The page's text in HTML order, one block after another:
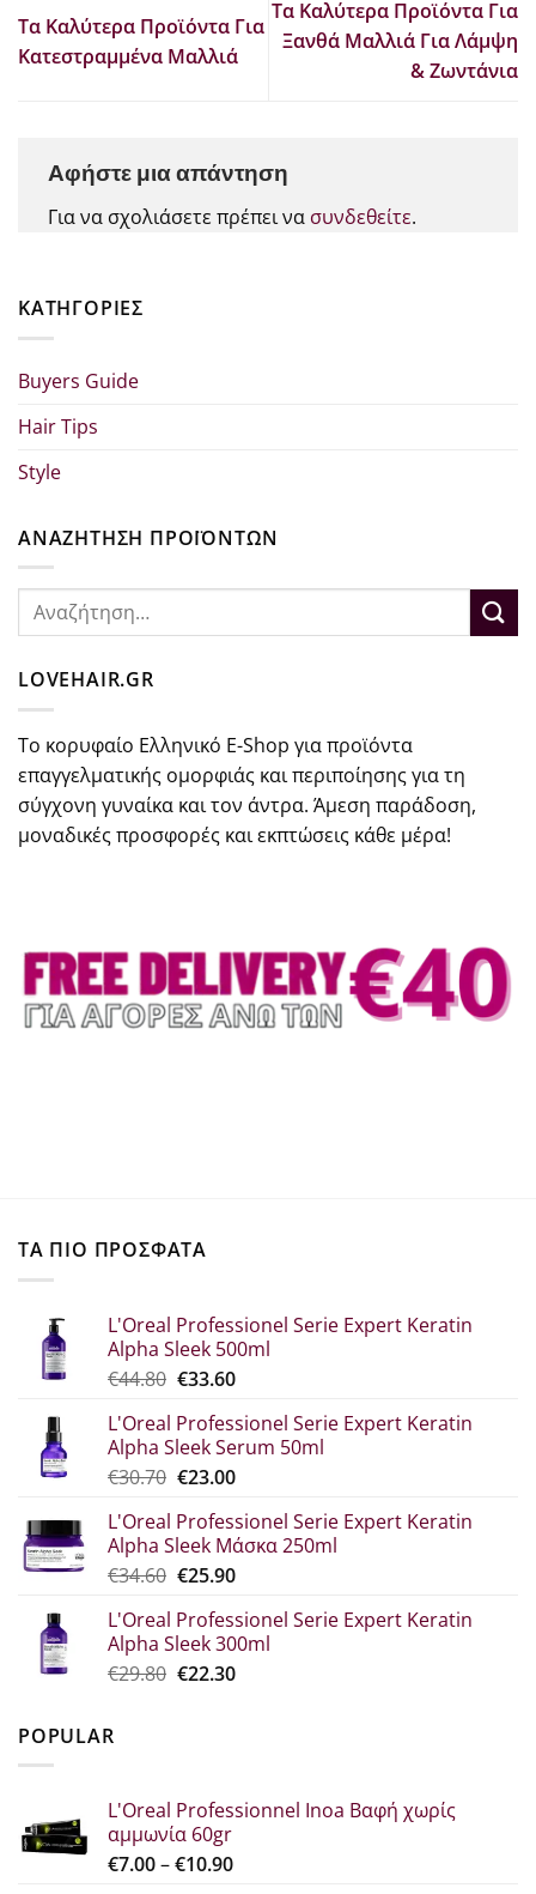
Τα Καλύτερα Προϊόντα Για
Κατεστραμμένα Μαλλιά
Τα Καλύτερα Προϊόντα Για
Ξανθά Μαλλιά Για Λάμψη
& Ζωντάνια
Αφήστε μια απάντηση
Για να σχολιάσετε πρέπει να συνδεθείτε.
KΑΤΗΓΟΡΊΕΣ
Buyers Guide
Hair Tips
Style
ΑΝΑΖΗΤΗΣΗ ΠΡΟΪΟΝΤΩΝ
Αναζήτηση
LOVEHAIR.GR
Το κορυφαίο Ελληνικό E-Shop για προϊόντα
επαγγελματικής ομορφιάς και περιποίησης για τη
σύγχονη γυναίκα και τον άντρα. Άμεση παράδοση,
μοναδικές προσφορές και εκπτώσεις κάθε μέρα!
ΤΑ ΠΙΟ ΠΡΟΣΦΑΤΑ
L'Oreal Professionel Serie Expert Keratin
Alpha Sleek 500ml
€44.80 Original
was:
€44.80.
€33.60Η
τιμή
είναι:
€33.60.
L'Oreal Professionel Serie Expert Keratin
Alpha Sleek Serum 50ml
€30.70 Original
was:
€30.70.
€23.00Η
τιμή
είναι:
€23.00.
L'Oreal Professionel Serie Expert Keratin
Alpha Sleek Μάσκα 250ml
€34.60 Original
was:
€34.60.
€25.90Η
τιμή
είναι:
€25.90.
L'Oreal Professionel Serie Expert Keratin
Alpha Sleek 300ml
€29.80 Original
€22.30Η
POPULAR
L'Oreal Professionnel Inoa Βαφή χωρίς
αμμωνία 60gr
€7.00–€10.90Price